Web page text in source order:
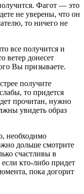
Фагот — это
не уверены, что он
то ничего не
все получится и
ветер донесет
Вы призываете.
получите
то придется
прочитан, нужно
увидеть образ
необходимо
дольше смотрите
счастливы в
кто-либо придет
пока догорит